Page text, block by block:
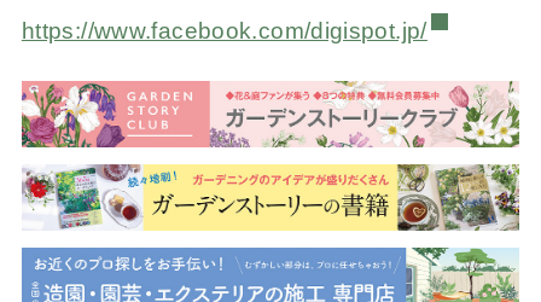
https://www.facebook.com/digispot.jp/